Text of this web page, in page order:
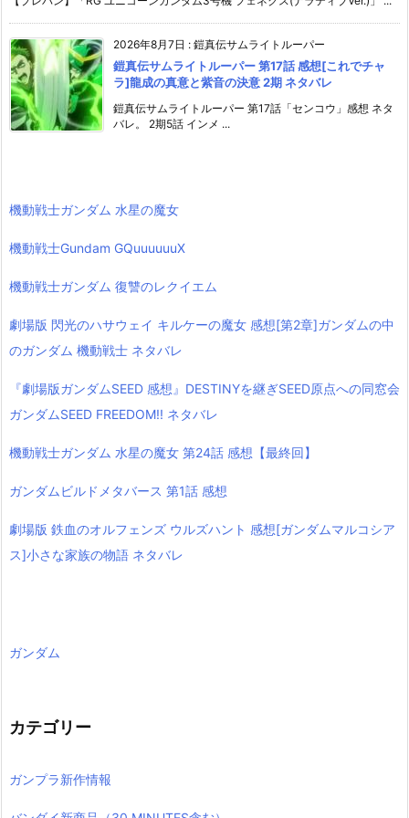
2026年8月7日 : 鎧真伝サムライトルーパー
鎧真伝サムライトルーパー 第17話 感想[これでチャ
ラ]龍成の真意と紫音の決意 2期 ネタバレ
鎧真伝サムライトルーパー 第17話「センコウ」感想 ネタ
バレ。 2期5話 インメ ...
機動戦士ガンダム 水星の魔女
機動戦士Gundam GQuuuuuuX
機動戦士ガンダム 復讐のレクイエム
劇場版 閃光のハサウェイ キルケーの魔女 感想[第2章]ガンダムの中
のガンダム 機動戦士 ネタバレ
『劇場版ガンダムSEED 感想』DESTINYを継ぎSEED原点への同窓会
ガンダムSEED FREEDOM!! ネタバレ
機動戦士ガンダム 水星の魔女 第24話 感想【最終回】
ガンダムビルドメタバース 第1話 感想
劇場版 鉄血のオルフェンズ ウルズハント 感想[ガンダムマルコシア
ス]小さな家族の物語 ネタバレ
ガンダム
カテゴリー
ガンプラ新作情報